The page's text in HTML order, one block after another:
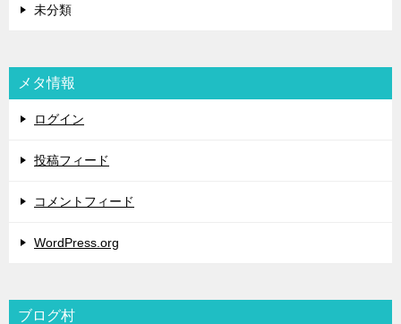
未分類
メタ情報
ログイン
投稿フィード
コメントフィード
WordPress.org
ブログ村